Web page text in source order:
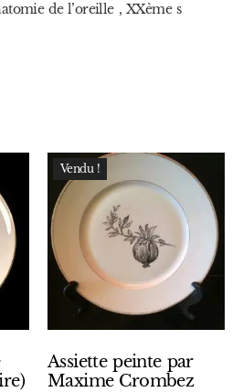
de l’oreille , XXème s
Vendu !
Assiette peinte par
Maxime Crombez